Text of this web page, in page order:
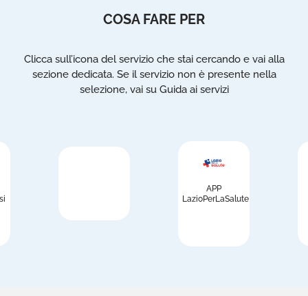
COSA FARE PER
Clicca sull’icona del servizio che stai cercando e vai alla
sezione dedicata. Se il servizio non è presente nella
selezione, vai su Guida ai servizi
APP
LazioPerLaSalute